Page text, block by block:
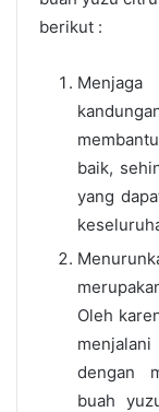
berikut :
baik,
yang
Oleh
dengan
buah